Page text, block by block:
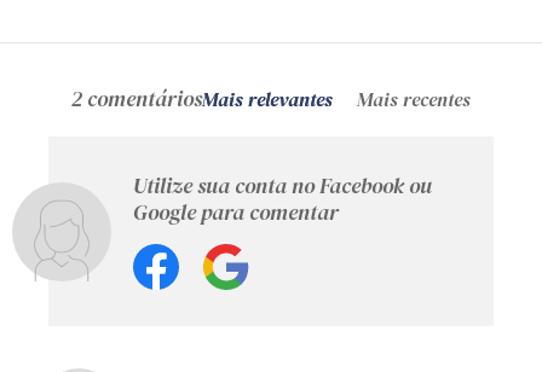
2 comentáriosMais relevantes Mais recentes
Utilize sua conta no Facebook ou
Google para comentar